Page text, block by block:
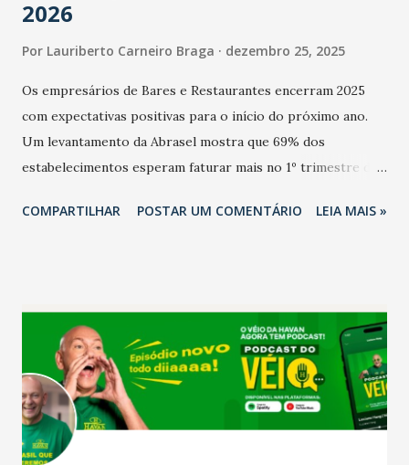
2026
Por Lauriberto Carneiro Braga dezembro 25, 2025
Os empresários de Bares e Restaurantes encerram 2025
com expectativas positivas para o início do próximo ano.
Um levantamento da Abrasel mostra que 69% dos
estabelecimentos esperam faturar mais no 1º trimestre de
relação ao último trimestre deste ano, 56% também
confraternizações de fim de ano e pelo pagamento do 13º
Salário para um número maior de trabalhadores, já que o
país tem a menor taxa de desemprego dos anos recentes.
Ainda segundo a Pesquisa, em novembro de 2025, 40% dos
bares e restaurantes operaram com lucro e outros 40%
registraram equilíbrio financeiro. Já o percentual de
COMPARTILHAR POSTAR UM COMENTÁRIO LEIA MAIS »